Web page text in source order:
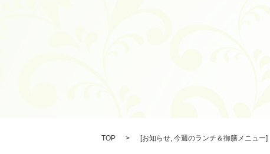
TOP [お知らせ, 今週のランチ＆御膳メニュー]